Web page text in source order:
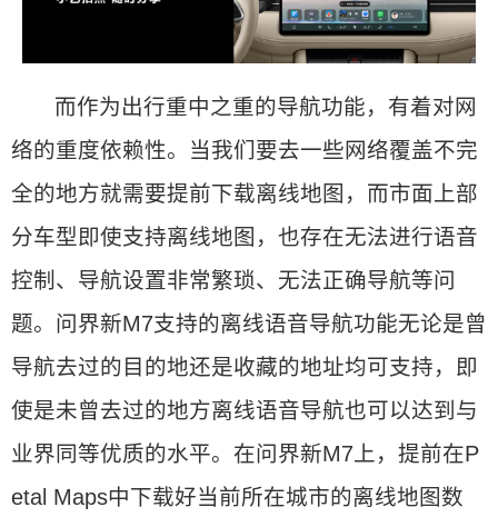
而作为出行重中之重的导航功能，有着对网
络的重度依赖性。当我们要去一些网络覆盖不完
全的地方就需要提前下载离线地图，而市面上部
分车型即使支持离线地图，也存在无法进行语音
控制、导航设置非常繁琐、无法正确导航等问
题。问界新M7支持的离线语音导航功能无论是曾
导航去过的目的地还是收藏的地址均可支持，即
使是未曾去过的地方离线语音导航也可以达到与
业界同等优质的水平。在问界新M7上，提前在P
etal Maps中下载好当前所在城市的离线地图数